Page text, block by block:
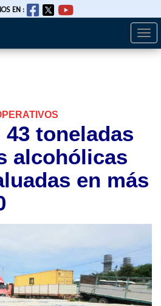
EN :
toneladas
alcohólicas
en más